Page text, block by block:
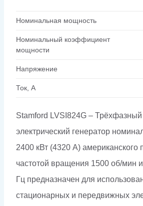
Номинальная мощность
Номинальный коэффициент
мощности
Напряжение
Ток, А
Stamford LVSI824G –
электрический генератор
2400 кВт (4320 А) американского
частотой вращения 1500 об/мин и
Гц предназначен для
стационарных и передвижных